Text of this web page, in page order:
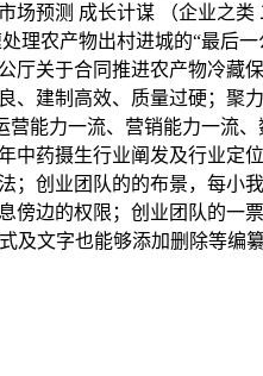
场预测 成长计谋 （企业之
理农产物出村进城的“最后
厅关于合同推进农产物冷藏
、建制高效、质量过硬；聚
营能力一流、营销能力一
中药摄生行业阐发及行业
；创业团队的的布景，每
边的权限；创业团队的一
及文字也能够添加删除等编